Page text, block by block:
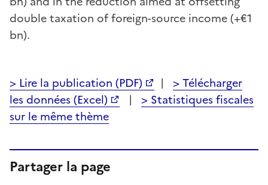
double taxation of foreign-source income (+€1
bn).
> Lire la publication (PDF) | > Télécharger
les données (Excel)
| > Statistiques fiscales
sur le même thème
Partager la page